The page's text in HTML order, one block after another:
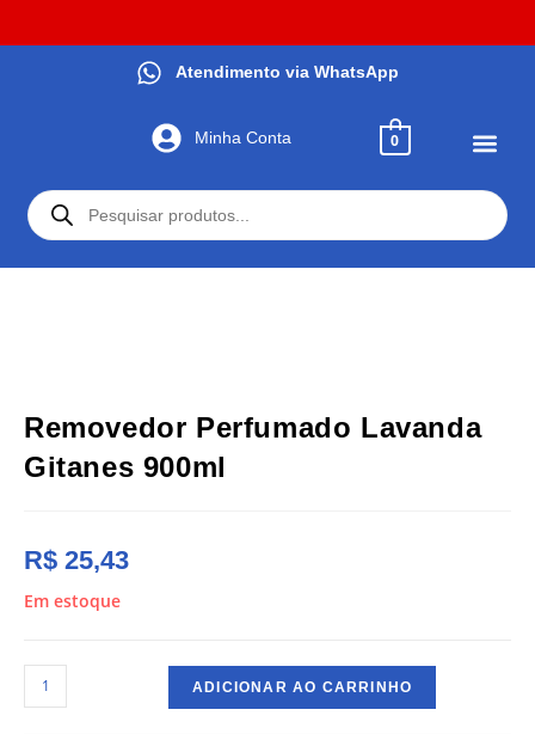
Atendimento via WhatsApp
Minha Conta 0
Removedor Perfumado Lavanda
Gitanes 900ml
R$ 25,43
Em estoque
ADICIONAR AO CARRINHO